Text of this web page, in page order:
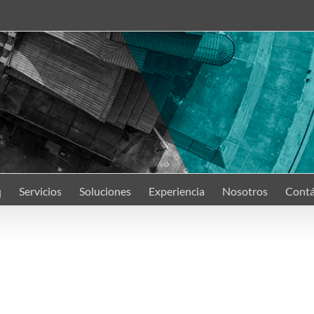
Servicios Soluciones Experiencia Nosotros